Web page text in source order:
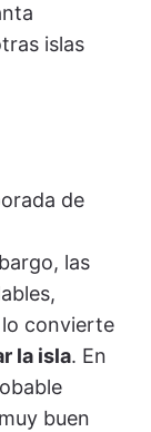
islas
de
las
lo convierte
la isla. En
buen